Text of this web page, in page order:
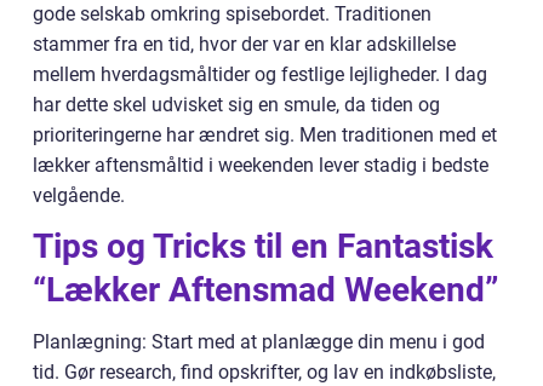
gode selskab omkring spisebordet. Traditionen
stammer fra en tid, hvor der var en klar adskillelse
mellem hverdagsmåltider og festlige lejligheder. I dag
har dette skel udvisket sig en smule, da tiden og
prioriteringerne har ændret sig. Men traditionen med et
lækker aftensmåltid i weekenden lever stadig i bedste
velgående.
Tips og Tricks til en Fantastisk
“Lækker Aftensmad Weekend”
Planlægning: Start med at planlægge din menu i god
tid. Gør research, find opskrifter, og lav en indkøbsliste,